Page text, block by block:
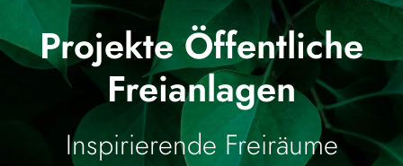
Projekte Öffentliche
Freianlagen
Inspirierende Freiräume